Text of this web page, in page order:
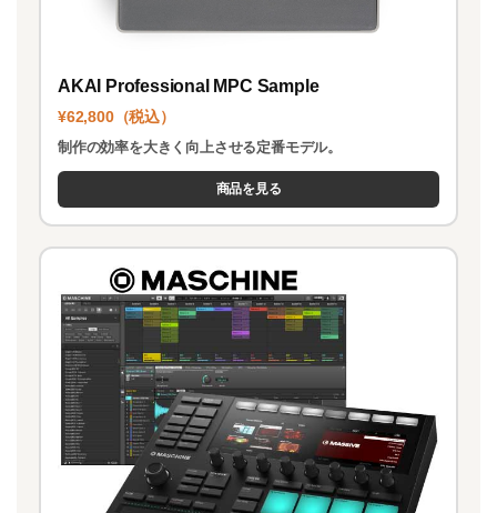
AKAI Professional MPC Sample
¥62,800（税込）
制作の効率を大きく向上させる定番モデル。
商品を見る